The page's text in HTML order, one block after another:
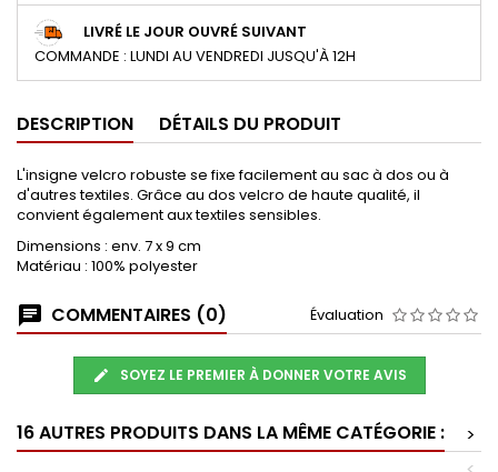
LIVRÉ LE JOUR OUVRÉ SUIVANT
COMMANDE : LUNDI AU VENDREDI JUSQU'À 12H
DESCRIPTION DÉTAILS DU PRODUIT
L'insigne velcro robuste se fixe facilement au sac à dos ou à
d'autres textiles. Grâce au dos velcro de haute qualité, il
convient également aux textiles sensibles.
Dimensions : env. 7 x 9 cm
Matériau : 100% polyester
COMMENTAIRES (0) Évaluation
SOYEZ LE PREMIER À DONNER VOTRE AVIS
16 AUTRES PRODUITS DANS LA MÊME CATÉGORIE :
>